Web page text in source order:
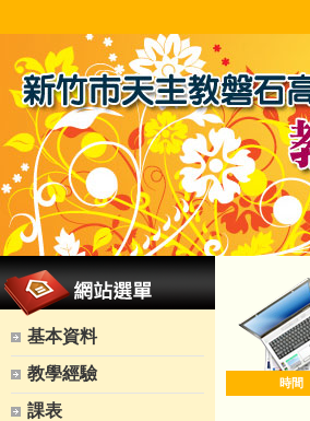
基本資料
教學經驗
課表
時間